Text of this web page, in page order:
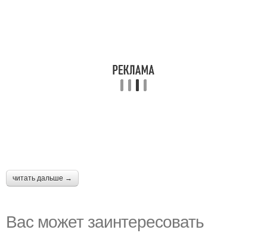
читать дальше →
Вас может заинтересовать